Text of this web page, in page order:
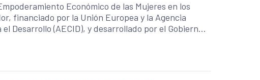
Económico de las Mujeres en los
financiado por la Unión Europea y la Agencia
Desarrollo (AECID), y desarrollado por el Gobierno
Operaciones y Gabinete de Gobierno (DCPOGG).